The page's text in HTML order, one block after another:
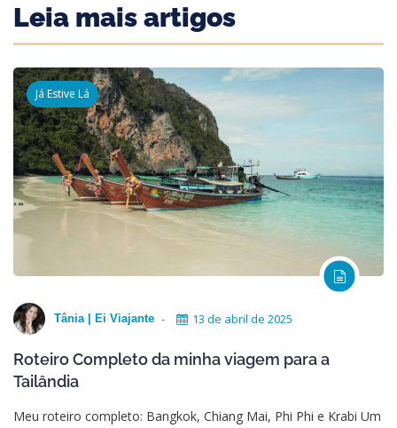
Leia mais artigos
Já Estive Lá
Tânia | Ei Viajante 13 de abril de 2025
Roteiro Completo da minha viagem para a
Tailândia
Meu roteiro completo: Bangkok, Chiang Mai, Phi Phi e Krabi Um